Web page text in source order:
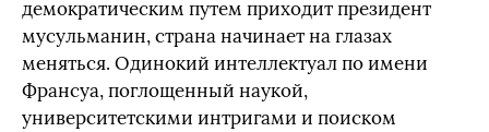
демократическим путем приходит президент
мусульманин, страна начинает на глазах
меняться. Одинокий интеллектуал по имени
Франсуа, поглощенный наукой,
университетскими интригами и поиском